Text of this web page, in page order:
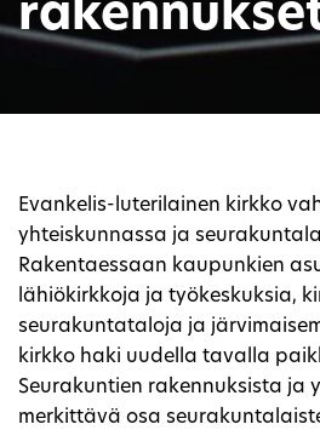
Evankelis-luterilainen kirkko
yhteiskunnassa ja
Rakentaessaan kaupunkien
lähiökirkkoja ja työkeskuksia,
seurakuntataloja ja
kirkko haki uudella tavalla
Seurakuntien rakennuksista ja
merkittävä osa